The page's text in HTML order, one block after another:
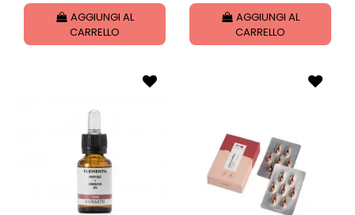
AGGIUNGI AL
CARRELLO
AGGIUNGI AL
CARRELLO